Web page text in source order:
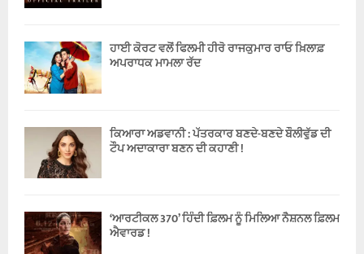
ਹਾਈ ਕੋਰਟ ਵਲੋਂ ਫਿਲਮੀ ਹੀਰੋ ਰਾਜਕੁਮਾਰ ਰਾਓ ਖ਼ਿਲਾਫ਼
ਅਪਰਾਧਕ ਮਾਮਲਾ ਰੱਦ
ਕਿਆਰਾ ਅਡਵਾਨੀ : ਪੱਤਰਕਾਰ ਬਣਦੇ-ਬਣਦੇ ਬੌਲੀਵੁੱਡ ਦੀ
ਟੌਪ ਅਦਾਕਾਰਾ ਬਣਨ ਦੀ ਕਹਾਣੀ !
‘ਆਰਟੀਕਲ 370’ ਹਿੰਦੀ ਫ਼ਿਲਮ ਨੂੰ ਮਿਲਿਆ ਨੈਸ਼ਨਲ ਫ਼ਿਲਮ
ਐਵਾਰਡ !